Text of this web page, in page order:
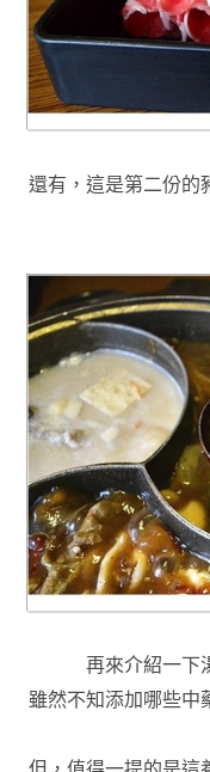
還有 ， 這是第二份的
再來介紹一下
雖然不知添加哪些中